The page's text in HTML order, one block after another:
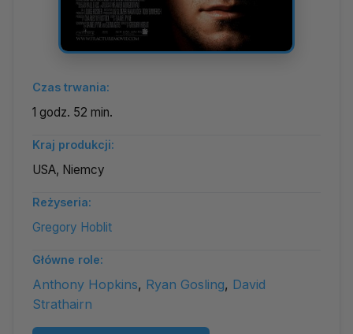
Czas trwania:
1 godz. 52 min.
Kraj produkcji:
USA, Niemcy
Reżyseria:
Gregory Hoblit
Główne role:
Anthony Hopkins, Ryan Gosling, David
Strathairn